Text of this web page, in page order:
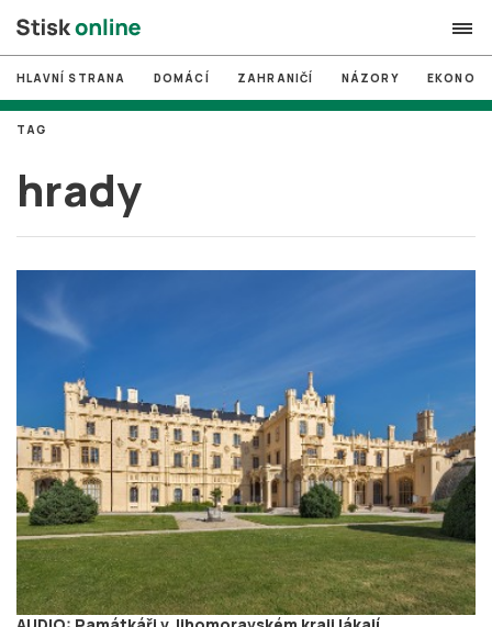
search
# MUNI
# Brno
# volby
Zapomněli jste heslo?
HLAVNÍ STRANA DOMÁCÍ ZAHRANIČÍ NÁZORY
hrady
TAG